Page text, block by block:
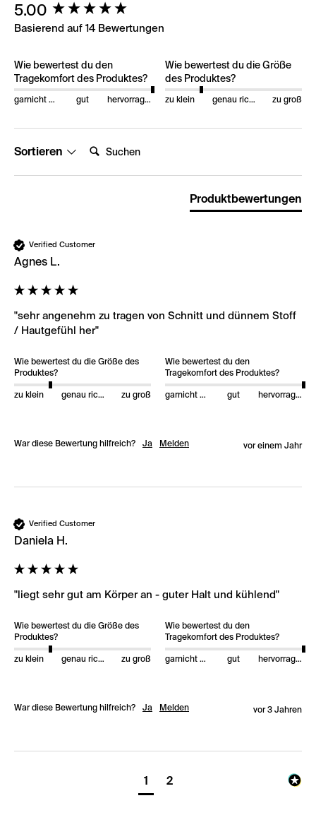
5.00
Basierend auf 14 Bewertungen
Wie bewertest du den
Tragekomfort des Produktes?
garnicht gut gut hervorragend
Wie bewertest du die Größe
des Produktes?
zu klein genau richtig zu groß
Sortieren
Produktbewertungen
Verified Customer
Agnes L.
"sehr angenehm zu tragen von Schnitt und dünnem Stoff
/ Hautgefühl her"
Wie bewertest du die Größe des
Produktes?
zu klein genau richtig zu groß
Wie bewertest du den
Tragekomfort des Produktes?
garnicht gut gut hervorragend
War diese Bewertung hilfreich? Ja Melden vor einem Jahr
Verified Customer
Daniela H.
"liegt sehr gut am Körper an - guter Halt und kühlend"
Wie bewertest du die Größe des
Produktes?
zu klein genau richtig zu groß
Wie bewertest du den
Tragekomfort des Produktes?
garnicht gut gut hervorragend
War diese Bewertung hilfreich? Ja Melden vor 3 Jahren
1 2
New content loaded